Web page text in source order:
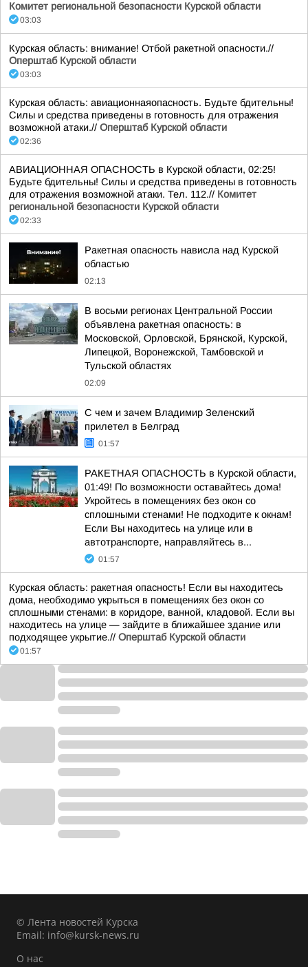
Комитет региональной безопасности Курской области
03:03
Курская область: внимание! Отбой ракетной опасности.//
Оперштаб Курской области
03:03
Курская область: авиационнаяопасность. Будьте бдительны!
Силы и средства приведены в готовность для отражения
возможной атаки.// Оперштаб Курской области
02:36
АВИАЦИОННАЯ ОПАСНОСТЬ в Курской области, 02:25!
Будьте бдительны! Силы и средства приведены в готовность
для отражения возможной атаки. Тел. 112.// Комитет
региональной безопасности Курской области
02:33
Ракетная опасность нависла над Курской
областью
02:13
В восьми регионах Центральной России
объявлена ракетная опасность: в
Московской, Орловской, Брянской, Курской,
Липецкой, Воронежской, Тамбовской и
Тульской областях
02:09
С чем и зачем Владимир Зеленский
прилетел в Белград
01:57
РАКЕТНАЯ ОПАСНОСТЬ в Курской области,
01:49! По возможности оставайтесь дома!
Укройтесь в помещениях без окон со
сплошными стенами! Не подходите к окнам!
Если Вы находитесь на улице или в
автотранспорте, направляйтесь в...
01:57
Курская область: ракетная опасность! Если вы находитесь
дома, необходимо укрыться в помещениях без окон со
сплошными стенами: в коридоре, ванной, кладовой. Если вы
находитесь на улице — зайдите в ближайшее здание или
подходящее укрытие.// Оперштаб Курской области
01:57
© Лента новостей Курска
Email: info@kursk-news.ru
О нас